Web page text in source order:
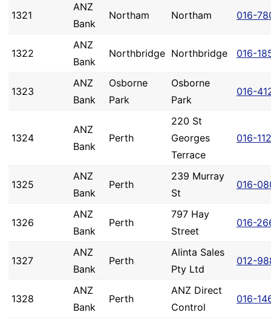
1321
ANZ
Bank
Northam Northam 016-
1322
ANZ
Bank
Northbridge Northbridge 016-
1323
ANZ
Bank
Osborne
Park
Osborne
Park
016-
1324
ANZ
Bank
Perth
220 St
Georges
Terrace
016-112
1325
ANZ
Bank
Perth
239 Murray
St
016-
1326
ANZ
Bank
Perth
797 Hay
Street
016-
1327
ANZ
Bank
Perth
Alinta Sales
Pty Ltd
012-
1328
ANZ
Bank
Perth
ANZ Direct
Control
016-